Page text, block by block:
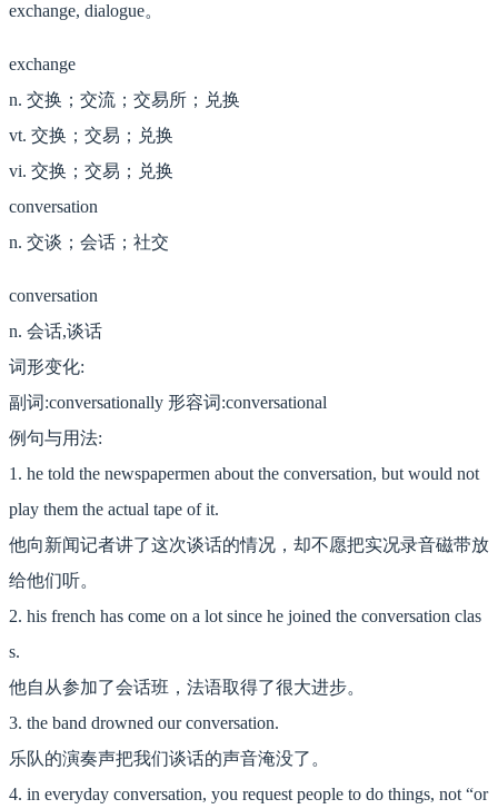
exchange, dialogue。
exchange
n. 交换；交流；交易所；兑换
vt. 交换；交易；兑换
vi. 交换；交易；兑换
conversation
n. 交谈；会话；社交
conversation
n. 会话,谈话
词形变化:
副词:conversationally 形容词:conversational
例句与用法:
1. he told the newspapermen about the conversation, but would not
play them the actual tape of it.
他向新闻记者讲了这次谈话的情况，却不愿把实况录音磁带放
给他们听。
2. his french has come on a lot since he joined the conversation clas
s.
他自从参加了会话班，法语取得了很大进步。
3. the band drowned our conversation.
乐队的演奏声把我们谈话的声音淹没了。
4. in everyday conversation, you request people to do things, not “or